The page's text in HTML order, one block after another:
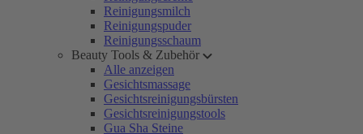
Reinigungsmilch
Reinigungspuder
Reinigungsschaum
Beauty Tools & Zubehör
Alle anzeigen
Gesichtsmassage
Gesichtsreinigungsbürsten
Gesichtsreinigungstools
Gua Sha Steine